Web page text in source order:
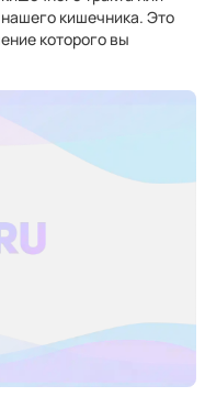
кишечника. Это
которого вы